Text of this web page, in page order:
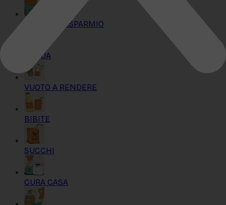
KIT MAXI RISPARMIO
ACQUA
VUOTO A RENDERE
BIBITE
SUCCHI
CURA CASA